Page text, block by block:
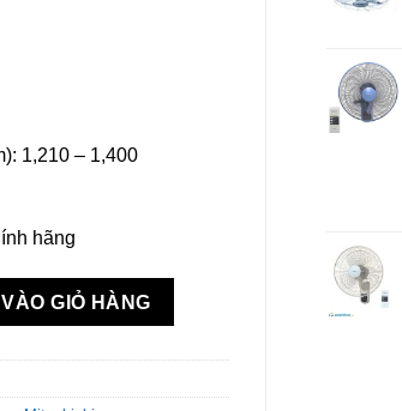
1,210 – 1,400
hãng
RB (SF-GY) Xám nhạt - Model 2024 Kèm
GIỎ HÀNG